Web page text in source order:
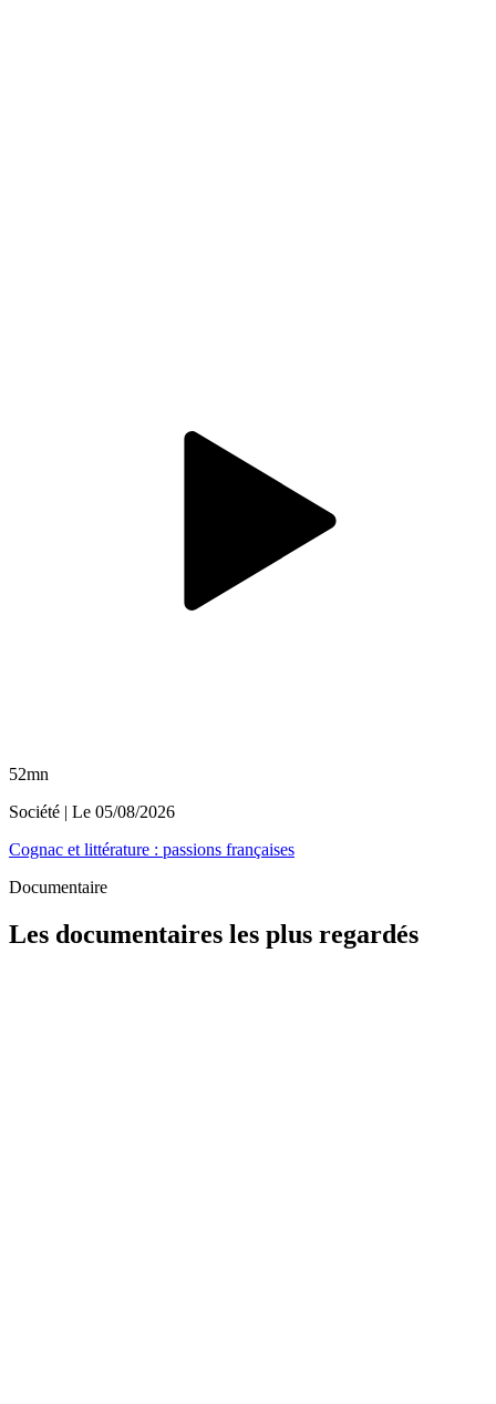
52mn
Société | Le 05/08/2026
Cognac et littérature : passions françaises
Documentaire
Les documentaires les plus regardés